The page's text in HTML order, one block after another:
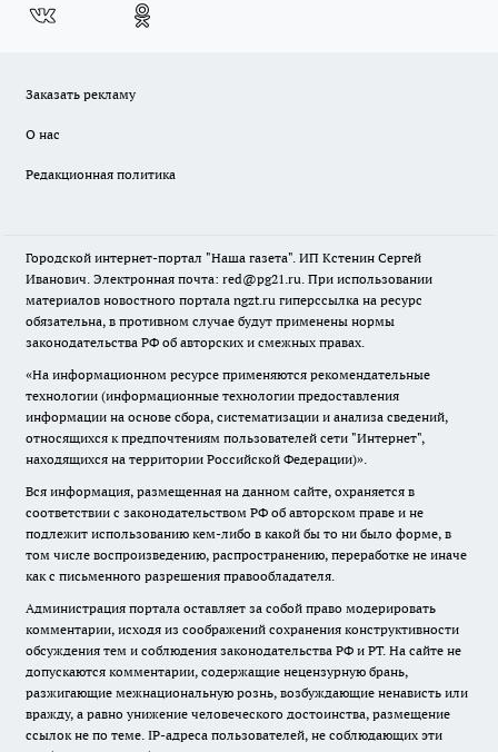
Заказать рекламу
О нас
Редакционная политика
Городской интернет-портал "Наша газета". ИП Кстенин Сергей
Иванович. Электронная почта: red@pg21.ru. При использовании
материалов новостного портала ngzt.ru гиперссылка на ресурс
обязательна, в противном случае будут применены нормы
законодательства РФ об авторских и смежных правах.
«На информационном ресурсе применяются рекомендательные
технологии (информационные технологии предоставления
информации на основе сбора, систематизации и анализа сведений,
относящихся к предпочтениям пользователей сети "Интернет",
находящихся на территории Российской Федерации)».
Вся информация, размещенная на данном сайте, охраняется в
соответствии с законодательством РФ об авторском праве и не
подлежит использованию кем-либо в какой бы то ни было форме, в
том числе воспроизведению, распространению, переработке не иначе
как с письменного разрешения правообладателя.
Администрация портала оставляет за собой право модерировать
комментарии, исходя из соображений сохранения конструктивности
обсуждения тем и соблюдения законодательства РФ и РТ. На сайте не
допускаются комментарии, содержащие нецензурную брань,
разжигающие межнациональную рознь, возбуждающие ненависть или
вражду, а равно унижение человеческого достоинства, размещение
ссылок не по теме. IP-адреса пользователей, не соблюдающих эти